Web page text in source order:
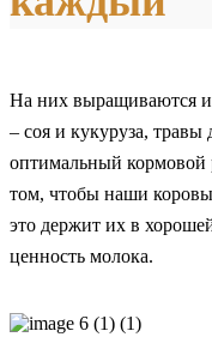
На них выращиваются и
– соя и кукуруза, травы
оптимальный
том, чтобы наши
это держит их в
ценность молока.